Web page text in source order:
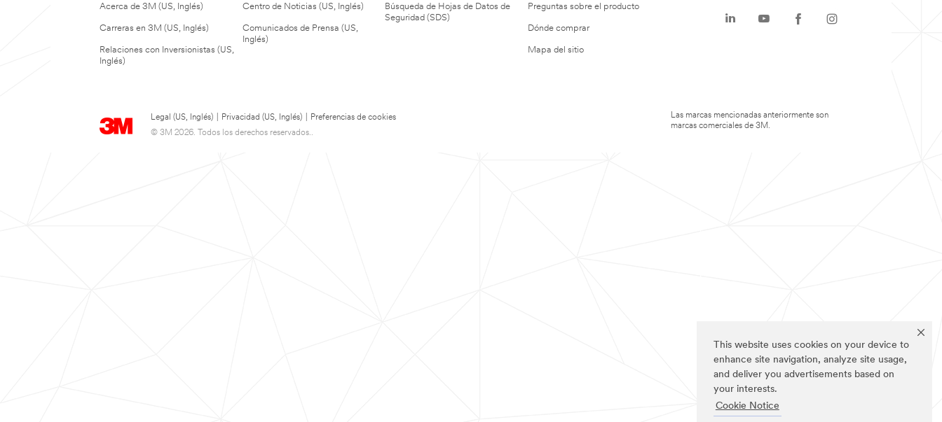
This website uses cookies on your device to
enhance site navigation, analyze site usage,
and deliver you advertisements based on
your interests.
Cookie Notice
Acerca de 3M (US, Inglés)
Carreras en 3M (US, Inglés)
Relaciones con Inversionistas (US,
Inglés)
Centro de Noticias (US, Inglés)
Comunicados de Prensa (US,
Inglés)
Búsqueda de Hojas de Datos de
Seguridad (SDS)
Preguntas sobre el producto
Dónde comprar
Mapa del sitio
Legal (US, Inglés) Privacidad (US, Inglés)
Preferencias de cookies
© 3M 2026. Todos los derechos reservados..
Las marcas mencionadas anteriormente son
marcas comerciales de 3M.